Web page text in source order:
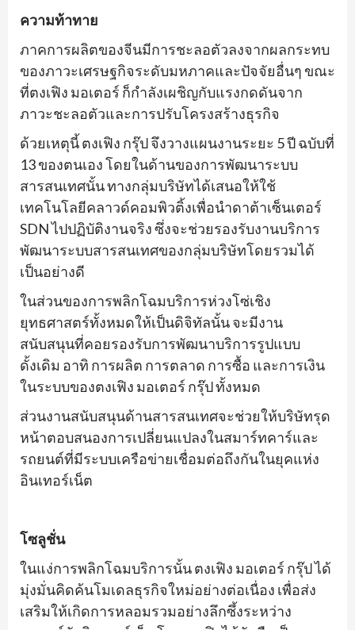
ความท้าทาย
ภาคการผลิตของจีนมีการชะลอตัวลงจากผลกระทบ
ของภาวะเศรษฐกิจระดับมหภาคและปัจจัยอื่นๆ ขณะ
ที่ตงเฟิง มอเตอร์ ก็กำลังเผชิญกับแรงกดดันจาก
ภาวะชะลอตัวและการปรับโครงสร้างธุรกิจ
ด้วยเหตุนี้ ตงเฟิง กรุ๊ป จึงวางแผนงานระยะ 5 ปี ฉบับที่
13 ของตนเอง โดยในด้านของการพัฒนาระบบ
สารสนเทศนั้น ทางกลุ่มบริษัทได้เสนอให้ใช้
เทคโนโลยีคลาวด์คอมพิวติ้งเพื่อนำดาต้าเซ็นเตอร์
SDN ไปปฏิบัติงานจริง ซึ่งจะช่วยรองรับงานบริการ
พัฒนาระบบสารสนเทศของกลุ่มบริษัทโดยรวมได้
เป็นอย่างดี
ในส่วนของการพลิกโฉมบริการห่วงโซ่เชิง
ยุทธศาสตร์ทั้งหมดให้เป็นดิจิทัลนั้น จะมีงาน
สนับสนุนที่คอยรองรับการพัฒนาบริการรูปแบบ
ดั้งเดิม อาทิ การผลิต การตลาด การซื้อ และการเงิน
ในระบบของตงเฟิง มอเตอร์ กรุ๊ป ทั้งหมด
ส่วนงานสนับสนุนด้านสารสนเทศจะช่วยให้บริษัทรุด
หน้าตอบสนองการเปลี่ยนแปลงในสมาร์ทคาร์และ
รถยนต์ที่มีระบบเครือข่ายเชื่อมต่อถึงกันในยุคแห่ง
อินเทอร์เน็ต
โซลูชั่น
ในแง่การพลิกโฉมบริการนั้น ตงเฟิง มอเตอร์ กรุ๊ป ได้
มุ่งมั่นคิดค้นโมเดลธุรกิจใหม่อย่างต่อเนื่อง เพื่อส่ง
เสริมให้เกิดการหลอมรวมอย่างลึกซึ้งระหว่าง